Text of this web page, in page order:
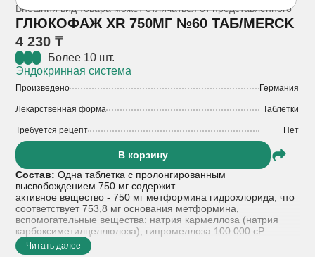
Внешний вид товара может отличаться от представленного
ГЛЮКОФАЖ XR 750МГ №60 ТАБ/MERCK
4 230 ₸
Более 10 шт.
Эндокринная система
Произведено Германия
Лекарственная форма Таблетки
Требуется рецепт Нет
В корзину
Состав:Одна таблетка с пролонгированным
высвобождением 750 мг содержит
активное вещество - 750 мг метформина гидрохлорида, что
соответствует 753,8 мг основания метформина,
вспомогательные вещества: натрия кармеллоза (натрия
карбоксиметилцеллюлоза), гипромеллоза 100 000 сР
(гидроксипропилметилцеллюлоза 2208), магния стеарат,
вода очищенная.
Читать далее